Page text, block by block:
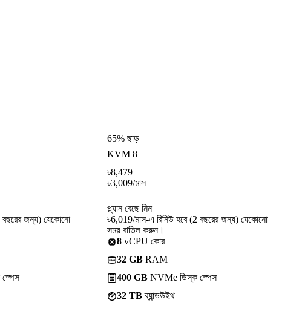
বছরের জন্য) যেকোনো
65% ছাড়
KVM 8
৳8,479
৳3,009/মাস
প্ল্যান বেছে নিন
৳6,019/মাস-এ রিনিউ হবে (2 বছরের জন্য) যেকোনো
সময় বাতিল করুন।
8 vCPU কোর
32 GB RAM
400 GB NVMe ডিস্ক স্পেস
32 TBব্যান্ডউইথ